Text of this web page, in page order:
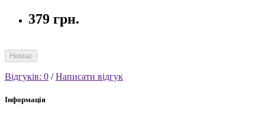
379 грн.
Немає
Відгуків: 0 /Написати відгук
Інформація